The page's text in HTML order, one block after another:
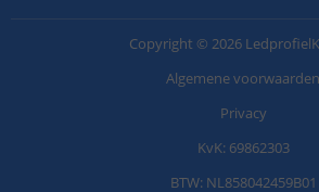
Copyright © 2026
Algemene voorwaarden
Privacy
KvK: 69862303
BTW: NL858042459B01